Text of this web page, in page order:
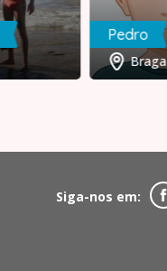
Pedro
Braga
Siga-nos em: